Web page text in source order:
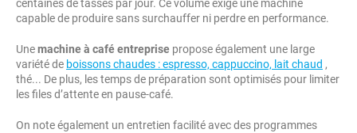
centaines de tasses par jour. Ce volume exige une machine
capable de produire sans surchauffer ni perdre en performance.
Unemachine à café entreprise propose également une large
variété de boissons chaudes : espresso, cappuccino, lait chaud ,
thé... De plus, les temps de préparation sont optimisés pour limiter
les files d’attente en pause-café.
On note également un entretien facilité avec des programmes